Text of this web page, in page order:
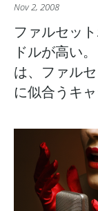
Nov 2, 2008
ファルセッ
ドルが高い
は、ファル
に似合うキ